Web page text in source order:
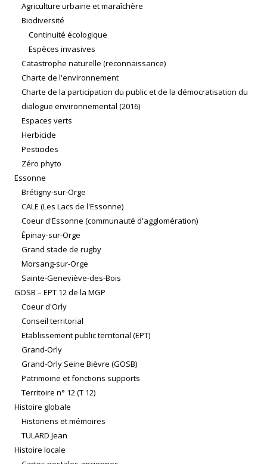
Agriculture urbaine et maraîchère
Biodiversité
Continuité écologique
Espèces invasives
Catastrophe naturelle (reconnaissance)
Charte de l'environnement
Charte de la participation du public et de la démocratisation du
dialogue environnemental (2016)
Espaces verts
Herbicide
Pesticides
Zéro phyto
Essonne
Brétigny-sur-Orge
CALE (Les Lacs de l'Essonne)
Coeur d'Essonne (communauté d'agglomération)
Épinay-sur-Orge
Grand stade de rugby
Morsang-sur-Orge
Sainte-Geneviève-des-Bois
GOSB – EPT 12 de la MGP
Coeur d'Orly
Conseil territorial
Etablissement public territorial (EPT)
Grand-Orly
Grand-Orly Seine Bièvre (GOSB)
Patrimoine et fonctions supports
Territoire n° 12 (T 12)
Histoire globale
Historiens et mémoires
TULARD Jean
Histoire locale